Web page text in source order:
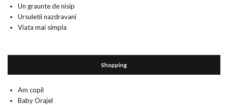
Un graunte de nisip
Ursuletii nazdravani
Viata mai simpla
Shopping
Am copil
Baby Orajel